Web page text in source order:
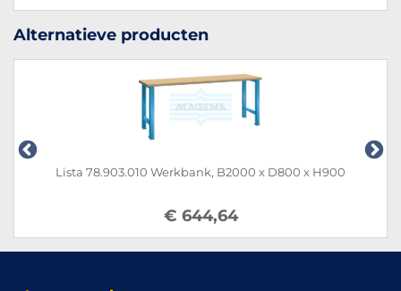
Alternatieve producten
Lista 78.903.010 Werkbank, B2000 x D800 x H900
€ 644,64